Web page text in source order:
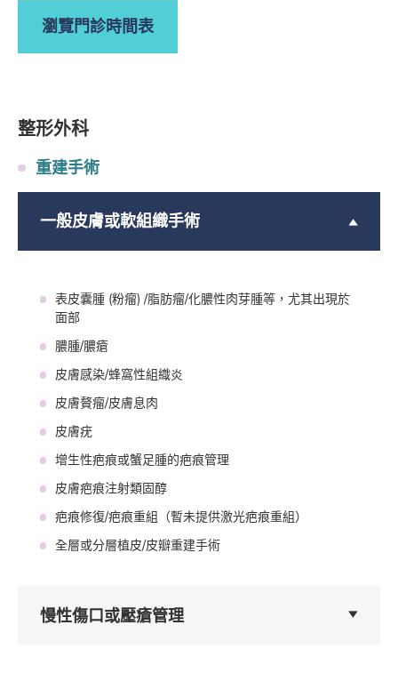
瀏覽門診時間表
整形外科
重建手術
一般皮膚或軟組織手術
表皮囊腫 (粉瘤) /脂肪瘤/化膿性肉芽腫等，尤其出現於
面部
膿腫/膿瘡
皮膚感染/蜂窩性組織炎
皮膚贅瘤/皮膚息肉
皮膚疣
增生性疤痕或蟹足腫的疤痕管理
皮膚疤痕注射類固醇
疤痕修復/疤痕重組（暫未提供激光疤痕重組）
全層或分層植皮/皮瓣重建手術
慢性傷口或壓瘡管理